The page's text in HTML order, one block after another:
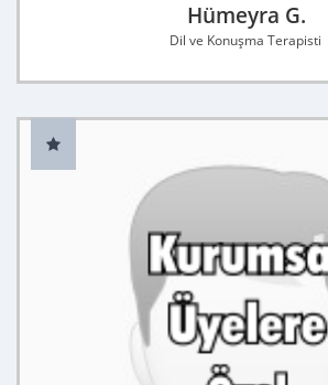
Hümeyra G.
Dil ve Konuşma Terapisti